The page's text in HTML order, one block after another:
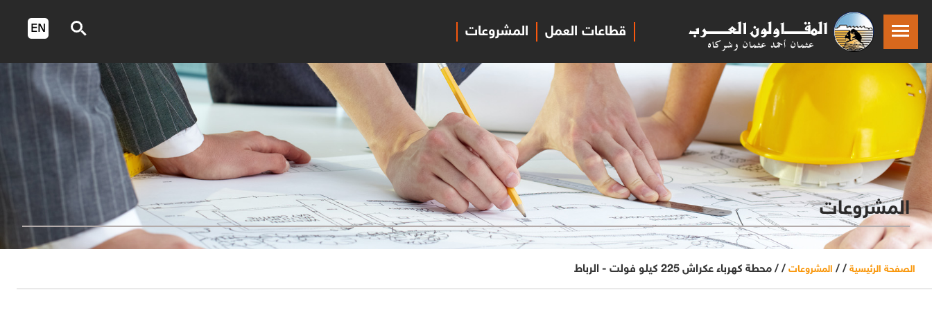
المشروعات قطاعات العمل
المشروعات
الصفحة الرئيسية / / المشروعات / / محطة كهرباء عكراش 225 كيلو فولت - الرباط